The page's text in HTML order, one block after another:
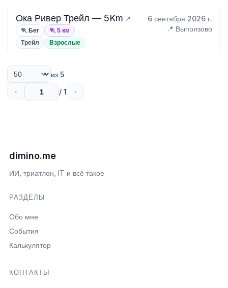
Ока Ривер Трейл — 5Km 6 сентября 2026 г.
🏃 Бег 🏃 5 км 📍 Выползово
Трейл Взрослые
из 5
‹ / 1 ›
dimino.me
ИИ, триатлон, IT и всё такое
РАЗДЕЛЫ
Обо мне
События
Калькулятор
КОНТАКТЫ